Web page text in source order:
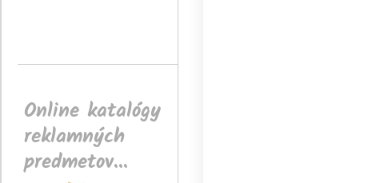
Online katalógy
reklamných
predmetov...